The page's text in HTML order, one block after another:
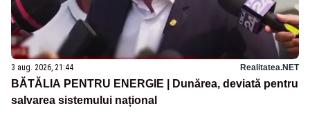
3 aug. 2026, 21:44 Realitatea.NET
BĂTĂLIA PENTRU ENERGIE | Dunărea, deviată pentru
salvarea sistemului național